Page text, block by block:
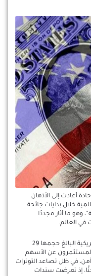
أعادت إلى الأذهان
خلال بدايات جائحة
وهو ما أثار مجددًا
العالم.
ففي الأيام الأخيرة، سجلت سوق الخزانة الأمريكية البالغ حجمها 29
المستثمرون عن الأسهم
آمن، في ظل تصاعد التوترات
إذ تعرضت سندات